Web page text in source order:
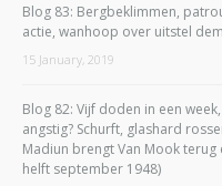
Blog 83: Bergbeklimmen,
actie, wanhoop over uitstel
15 January, 2019
Blog 82: Vijf doden in een
angstig? Schurft, glashard
Madiun brengt Van Mook
helft september 1948)